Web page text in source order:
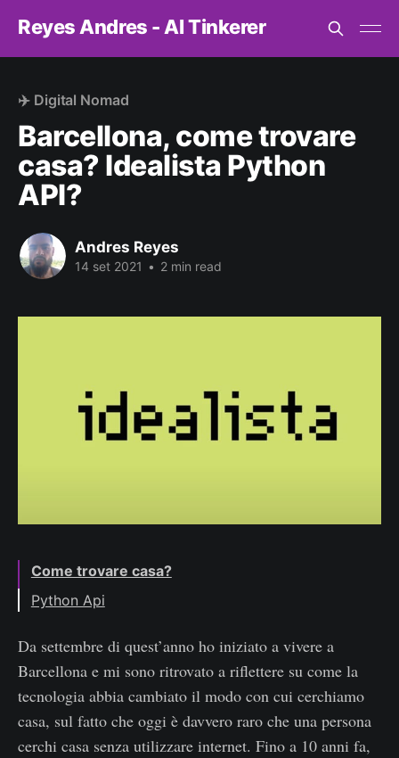
Reyes Andres - AI Tinkerer
✈️ Digital Nomad
Barcellona, come trovare
casa? Idealista Python
API?
Andres Reyes
14 set 2021 • 2 min read
Come trovare casa?
Python Api
Da settembre di quest’anno ho iniziato a vivere a
Barcellona e mi sono ritrovato a riflettere su come la
tecnologia abbia cambiato il modo con cui cerchiamo
casa, sul fatto che oggi è davvero raro che una persona
cerchi casa senza utilizzare internet. Fino a 10 anni fa,